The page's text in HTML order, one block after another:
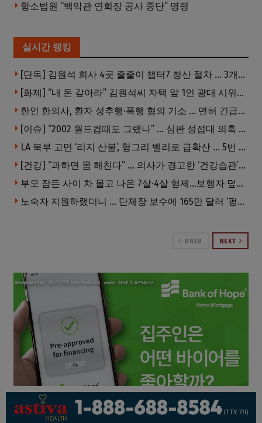
항소법원 “백악관 연회장 공사 중단” 명령
실시간 랭킹
[단독] 김원석 회사 4곳 줄줄이 챕터7 청산 절차 … 3개 법인 같은 날 동시 파산 신청
[화제] “내 돈 갚아라” 김원석씨 자택 앞 1인 광대 시위 … 한인 투자사, “108만 달러 못받아”
한인 한의사, 환자 성추행·폭행 혐의 기소 … 면허 긴급정지
[이슈] “2002 월드컵때도 그랬나” … 심판 성접대 의혹 해외로 일파만파, 4강 신화까지 불똥
LA 북부 고먼 ‘리지 산불’, 헝그리 밸리로 급확산 … 5번 Fwy 양방향 전면 폐쇄
[건강] “과하면 몸 해친다” … 의사가 경고한 ‘건강습관’ 5가지
부모 잠든 사이 차 몰고 나온 7살·4살 형제…보행자 덮쳐 중태
노숙자 지원하랬더니 … 단체장 보수에 165만 달러 ‘펑펑’
PREV NEXT